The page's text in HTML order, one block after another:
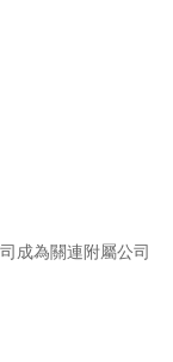
成為關連附屬公司